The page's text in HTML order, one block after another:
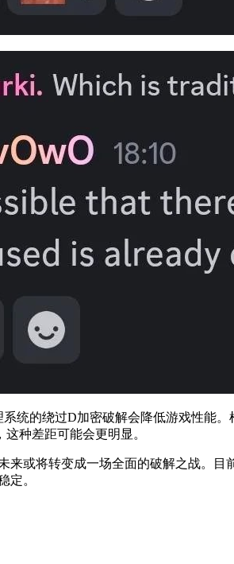
统的绕过D加密破解会降低游戏性能
种差距可能会更明显。
来或将转变成一场全面的破解之战。
定。